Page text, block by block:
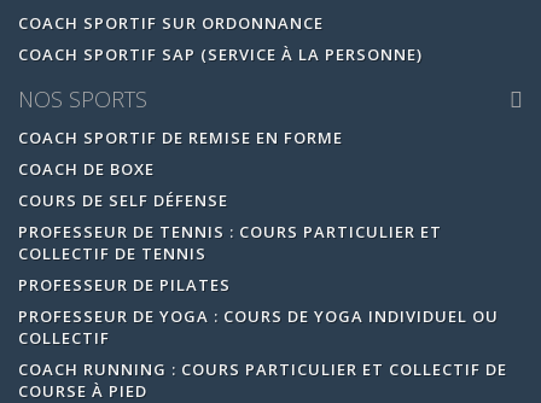
COACH SPORTIF SUR ORDONNANCE
COACH SPORTIF SAP (SERVICE À LA PERSONNE)
NOS SPORTS
COACH SPORTIF DE REMISE EN FORME
COACH DE BOXE
COURS DE SELF DÉFENSE
PROFESSEUR DE TENNIS : COURS PARTICULIER ET
COLLECTIF DE TENNIS
PROFESSEUR DE PILATES
PROFESSEUR DE YOGA : COURS DE YOGA INDIVIDUEL OU
COLLECTIF
COACH RUNNING : COURS PARTICULIER ET COLLECTIF DE
COURSE À PIED